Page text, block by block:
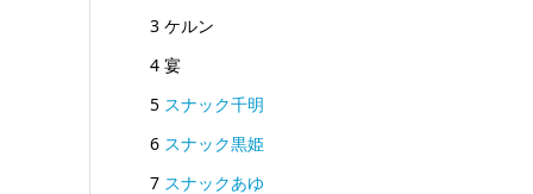
3 ケルン
4 宴
5 スナック千明
6 スナック黒姫
7 スナックあゆ